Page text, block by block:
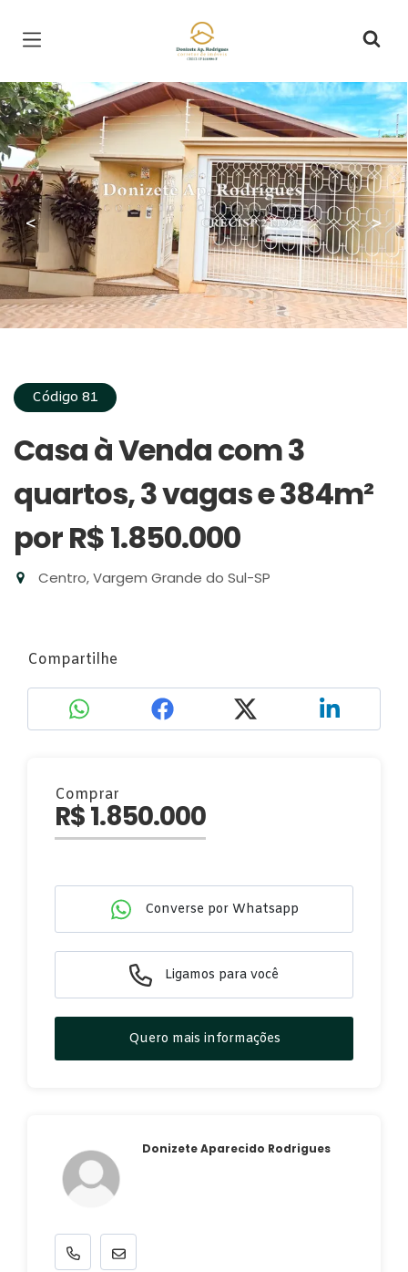
Página inicial
< >
Código 81
Casa à Venda com 3
quartos, 3 vagas e 384m²
por R$ 1.850.000
Centro, Vargem Grande do Sul-SP
Compartilhe
Comprar
R$ 1.850.000
Converse por Whatsapp
Ligamos para você
Quero mais informações
Donizete Aparecido Rodrigues